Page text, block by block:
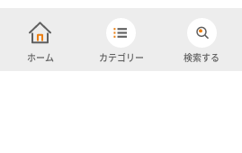
ホーム カテゴリー 検索する